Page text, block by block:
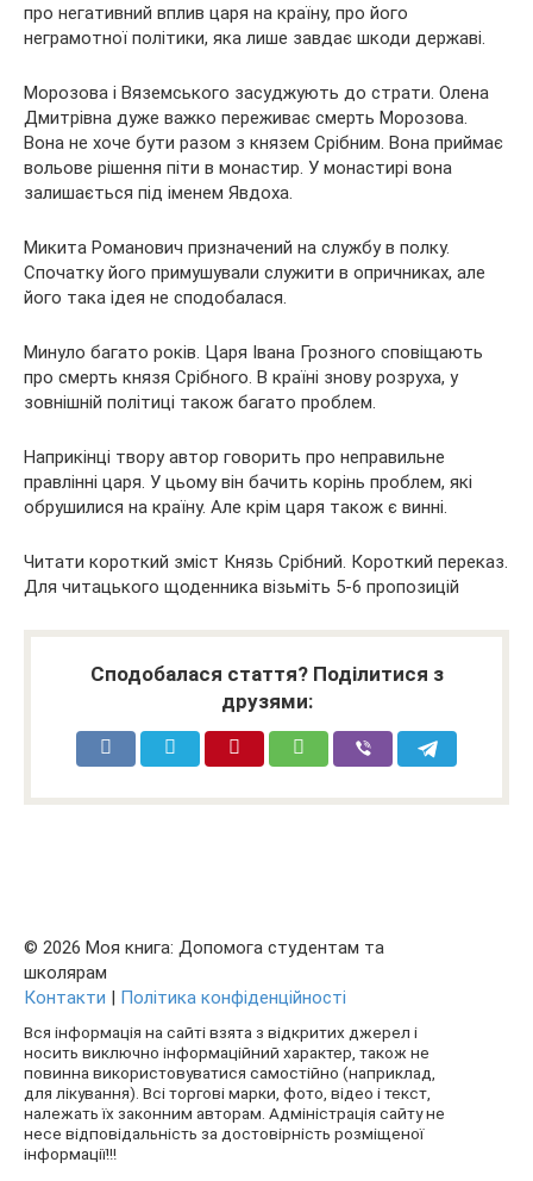
про негативний вплив царя на країну, про його
неграмотної політики, яка лише завдає шкоди державі.
Морозова і Вяземського засуджують до страти. Олена
Дмитрівна дуже важко переживає смерть Морозова.
Вона не хоче бути разом з князем Срібним. Вона приймає
вольове рішення піти в монастир. У монастирі вона
залишається під іменем Явдоха.
Микита Романович призначений на службу в полку.
Спочатку його примушували служити в опричниках, але
його така ідея не сподобалася.
Минуло багато років. Царя Івана Грозного сповіщають
про смерть князя Срібного. В країні знову розруха, у
зовнішній політиці також багато проблем.
Наприкінці твору автор говорить про неправильне
правлінні царя. У цьому він бачить корінь проблем, які
обрушилися на країну. Але крім царя також є винні.
Читати короткий зміст Князь Срібний. Короткий переказ.
Для читацького щоденника візьміть 5-6 пропозицій
Сподобалася стаття? Поділитися з
друзями:
© 2026 Моя книга: Допомога студентам та
школярам
Контакти | Політика конфіденційності
Вся інформація на сайті взята з відкритих джерел і
носить виключно інформаційний характер, також не
повинна використовуватися самостійно (наприклад,
для лікування). Всі торгові марки, фото, відео і текст,
належать їх законним авторам. Адміністрація сайту не
несе відповідальність за достовірність розміщеної
інформації!!!